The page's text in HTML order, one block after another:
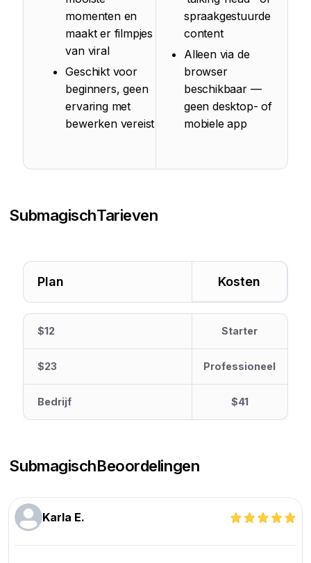
momenten en
maakt er filmpjes
van viral
Geschikt voor
beginners, geen
ervaring met
bewerken vereist
spraakgestuurde
content
Alleen via de
browser
beschikbaar —
geen desktop- of
mobiele app
SubmagischTarieven
Plan Kosten
$12 Starter
$23 Professioneel
Bedrijf $41
SubmagischBeoordelingen
Karla E.